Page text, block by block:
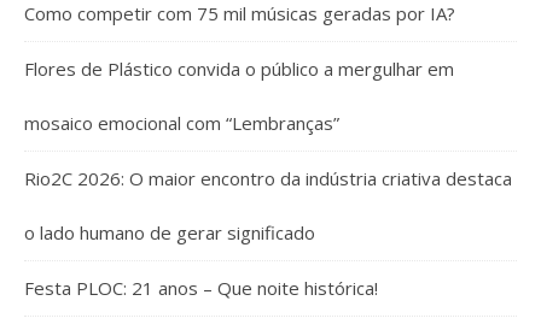
Como competir com 75 mil músicas geradas por IA?
Flores de Plástico convida o público a mergulhar em
mosaico emocional com “Lembranças”
Rio2C 2026: O maior encontro da indústria criativa destaca
o lado humano de gerar significado
Festa PLOC: 21 anos – Que noite histórica!